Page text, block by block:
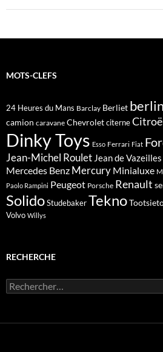
MOTS-CLEFS
24 Heures du Mans Barclay Berliet
camion caravane Chevroletciterne
Dinky Toys Esso Ferrari Fiat
Jean-Michel Roulet Jean de Vazeilles
Mercedes Benz Mercury Minialuxe
Paolo Rampini Peugeot Porsche Renault
SolidoStudebakerTekno
Volvo Willys
RECHERCHE
Rechercher :